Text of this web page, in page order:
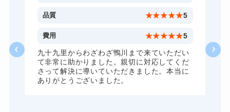
ドアノブカギ交換 11,000円～(税込)
品質 ★★★★★5
費用 ★★★★★5
九十九里からわざわざ鴨川まで来ていただい
て非常に助かりました。親切に対応してくだ
さって解決に導いていただきました。本当に
ありがとうございました。